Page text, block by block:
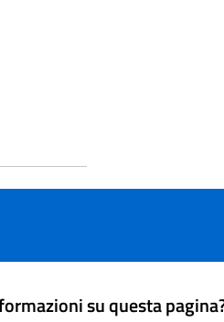
su questa